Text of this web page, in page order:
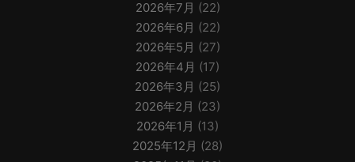
2026年7月 (22)
2026年6月 (22)
2026年5月 (27)
2026年4月 (17)
2026年3月 (25)
2026年2月 (23)
2026年1月 (13)
2025年12月 (28)